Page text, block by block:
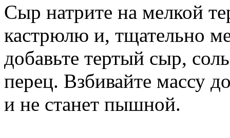
Сыр натрите на мелкой
кастрюлю и, тщательно
добавьте тертый сыр,
перец. Взбивайте массу
и не станет пышной.